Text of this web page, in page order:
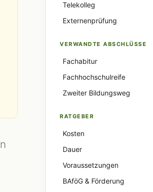
Telekolleg
Externenprüfung
VERWANDTE ABSCHLÜSSE
Fachabitur
Fachhochschulreife
Zweiter Bildungsweg
RATGEBER
Kosten
Dauer
Voraussetzungen
BAföG & Förderung